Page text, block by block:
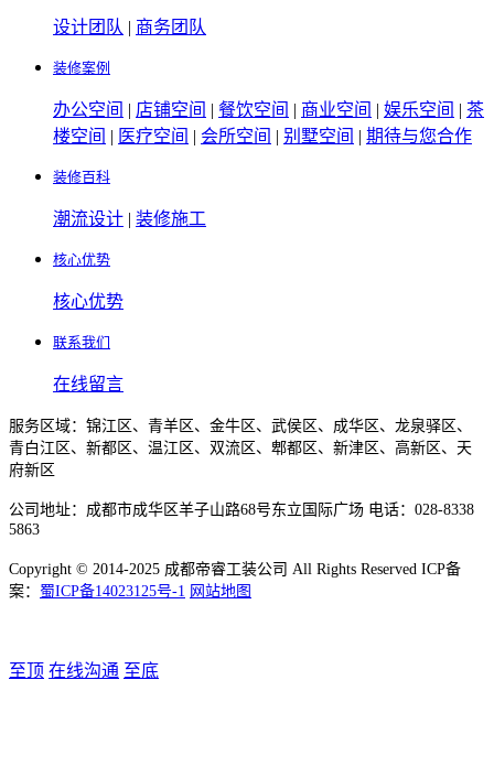
设计团队 | 商务团队
装修案例
办公空间 | 店铺空间 | 餐饮空间 | 商业空间 | 娱乐空间 | 茶
楼空间 | 医疗空间 | 会所空间 | 别墅空间 | 期待与您合作
装修百科
潮流设计 | 装修施工
核心优势
核心优势
联系我们
在线留言
服务区域：锦江区、青羊区、金牛区、武侯区、成华区、龙泉驿区、
青白江区、新都区、温江区、双流区、郫都区、新津区、高新区、天
府新区
公司地址：成都市成华区羊子山路68号东立国际广场 电话：028-8338
5863
Copyright © 2014-2025 成都帝睿工装公司 All Rights Reserved ICP备
案： 蜀ICP备14023125号-1 网站地图
至顶 在线沟通 至底